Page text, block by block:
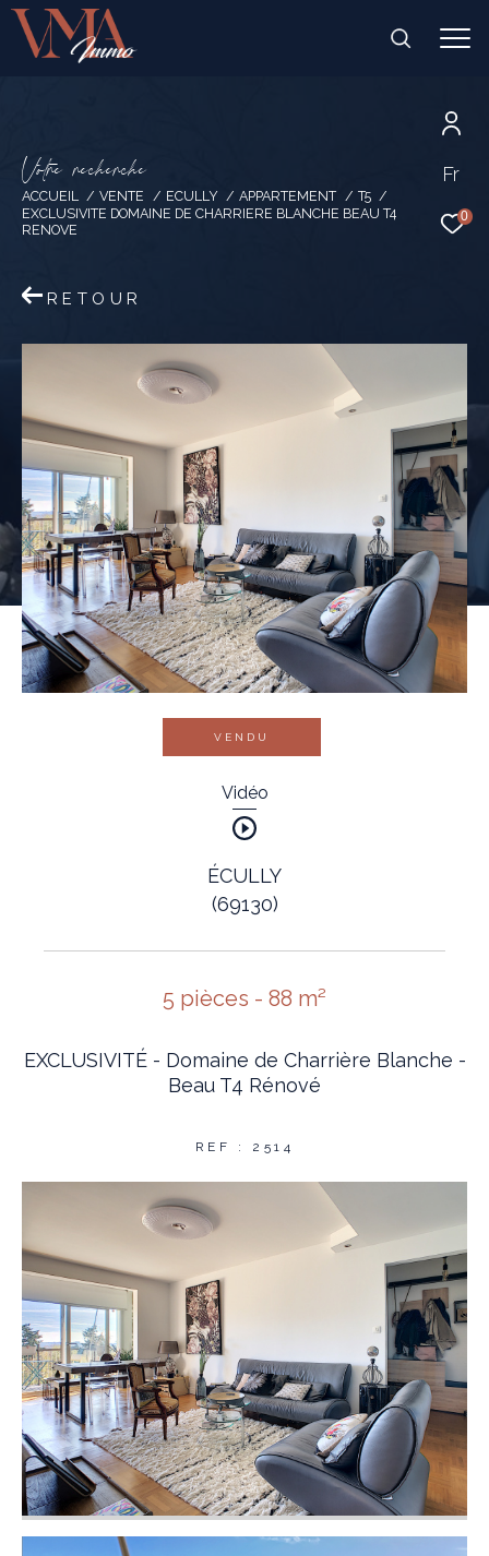
Fr
0
Votre recherche
ACCUEIL VENTE ECULLY APPARTEMENT
T5
EXCLUSIVITE DOMAINE DE CHARRIERE BLANCHE BEAU T4
RENOVE
RETOUR
VENDU
Vidéo
ÉCULLY
(69130)
5 pièces - 88 m²
EXCLUSIVITÉ - Domaine de Charrière Blanche -
Beau T4 Rénové
REF : 2514